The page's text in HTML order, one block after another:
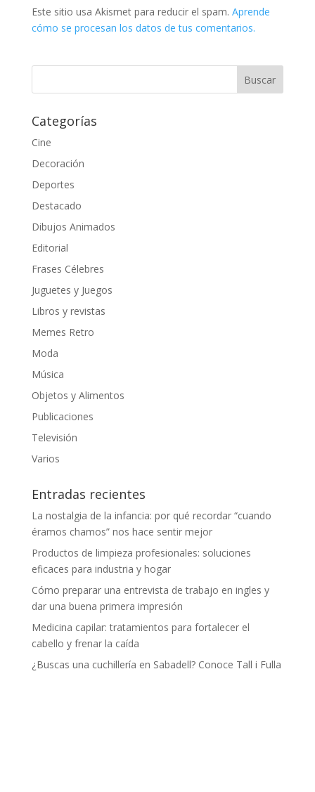
Este sitio usa Akismet para reducir el spam. Aprende
cómo se procesan los datos de tus comentarios.
Categorías
Cine
Decoración
Deportes
Destacado
Dibujos Animados
Editorial
Frases Célebres
Juguetes y Juegos
Libros y revistas
Memes Retro
Moda
Música
Objetos y Alimentos
Publicaciones
Televisión
Varios
Entradas recientes
La nostalgia de la infancia: por qué recordar “cuando
éramos chamos” nos hace sentir mejor
Productos de limpieza profesionales: soluciones
eficaces para industria y hogar
Cómo preparar una entrevista de trabajo en ingles y
dar una buena primera impresión
Medicina capilar: tratamientos para fortalecer el
cabello y frenar la caída
¿Buscas una cuchillería en Sabadell? Conoce Tall i Fulla